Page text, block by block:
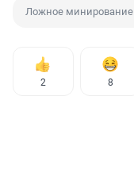
Ложное минирование
2 8